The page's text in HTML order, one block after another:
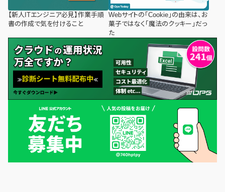
【新人ITエンジニア必見】作業手順
書の作成で気を付けること
Webサイトの「Cookie」の由来は、お
菓子ではなく「魔法のクッキー」だっ
た